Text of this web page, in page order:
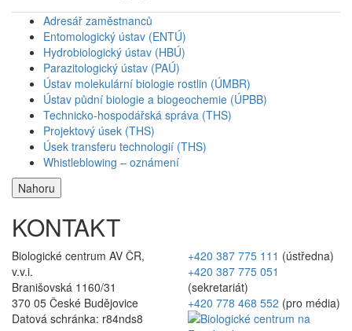
Adresář zaměstnanců
Entomologický ústav (ENTÚ)
Hydrobiologický ústav (HBÚ)
Parazitologický ústav (PAÚ)
Ústav molekulární biologie rostlin (ÚMBR)
Ústav půdní biologie a biogeochemie (ÚPBB)
Technicko-hospodářská správa (THS)
Projektový úsek (THS)
Úsek transferu technologií (THS)
Whistleblowing – oznámení
Nahoru
KONTAKT
Biologické centrum AV ČR,
v.v.i.
Branišovská 1160/31
370 05 České Budějovice
Datová schránka: r84nds8
+420 387 775 111 (ústředna)
+420 387 775 051
(sekretariát)
+420 778 468 552 (pro média)